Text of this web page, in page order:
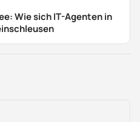
Wie sich IT-Agenten in